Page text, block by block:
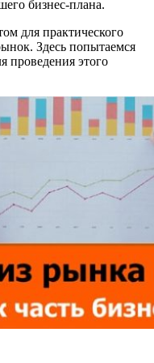
бизнес-плана.
для практического
Здесь попытаемся
проведения этого